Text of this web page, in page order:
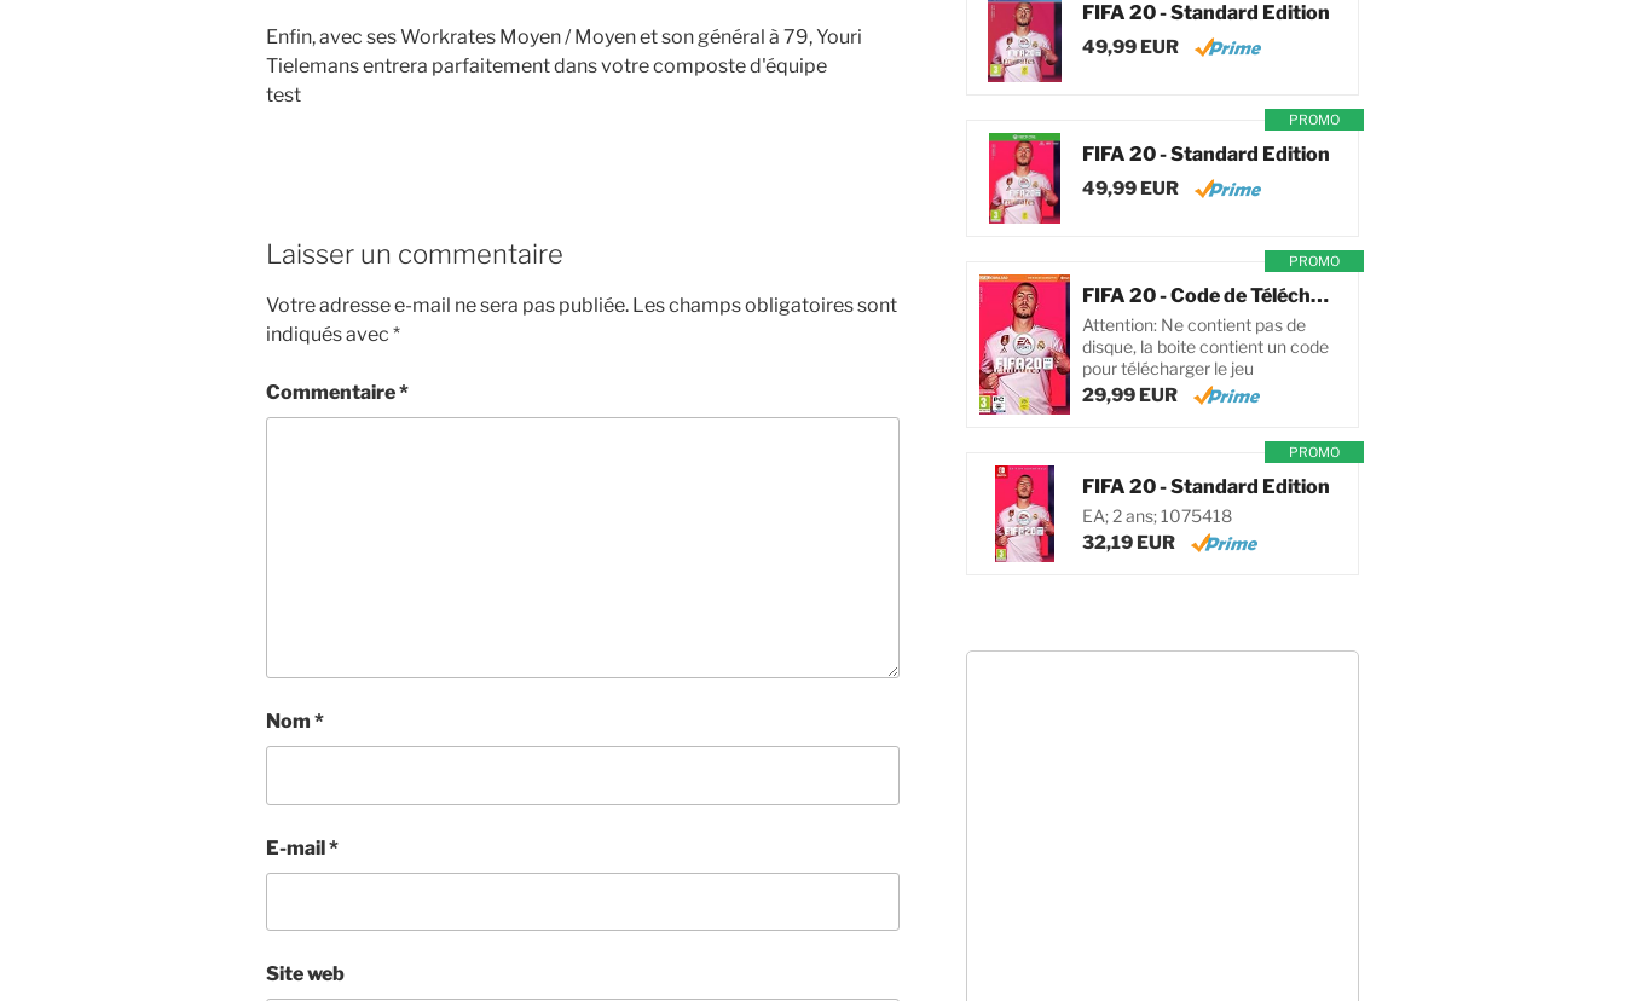
Enfin, avec ses Workrates Moyen / Moyen et son général à 79, Youri
Tielemans entrera parfaitement dans votre composte d'équipe
test
Laisser un commentaire
Votre adresse e-mail ne sera pas publiée. Les champs obligatoires sont
indiqués avec *
Commentaire*
Nom *
E-mail*
Site web
FIFA 20 - Standard Edition
49,99 EUR
PROMO
FIFA 20 - Standard Edition
49,99 EUR
PROMO
FIFA 20 - Code de Téléchargement pour PC
Attention: Ne contient pas de
disque, la boite contient un code
pour télécharger le jeu
29,99 EUR
PROMO
FIFA 20 - Standard Edition
EA; 2 ans; 1075418
32,19 EUR